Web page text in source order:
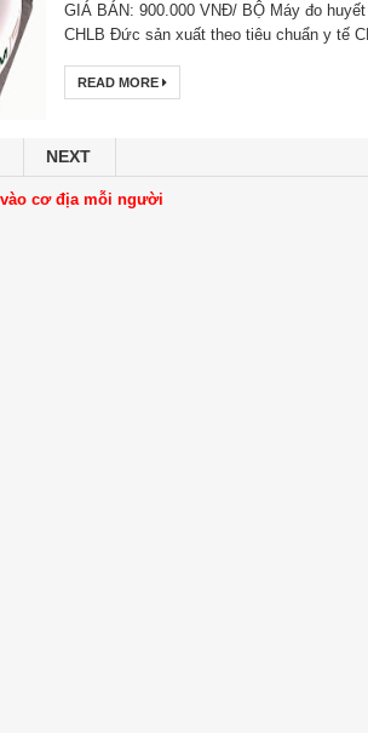
GIÁ BÁN: 900.000 VNĐ/ BỘ Máy đo
CHLB Đức sản xuất theo tiêu chuẩn y tế
READ MORE
NEXT
cơ địa mỗi người